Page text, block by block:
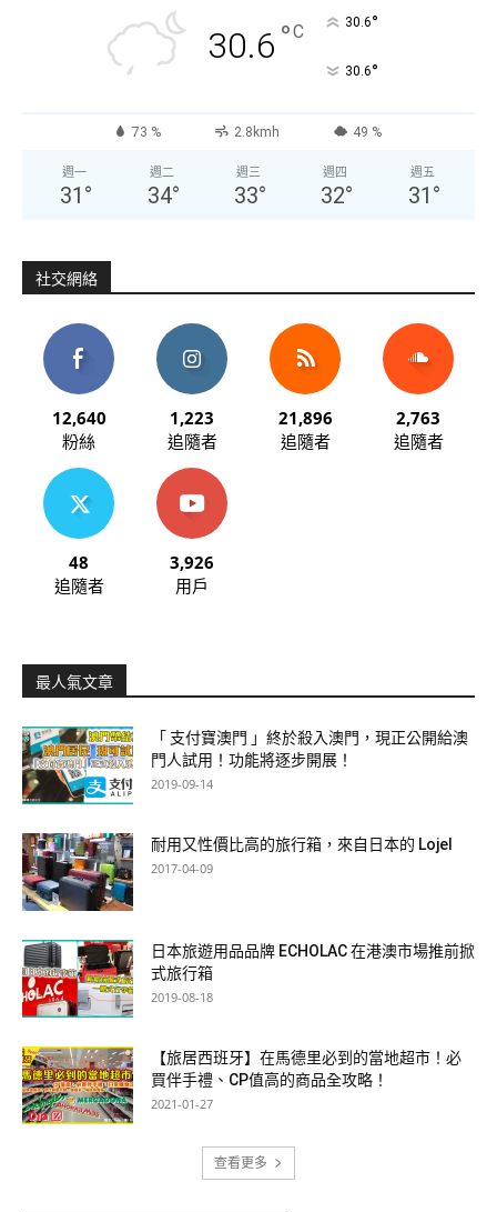
30.6 °C 30.6°
30.6°
73 % 2.8kmh 49 %
週一
31 °
週二
34°
週三
33°
週四
32°
週五
31 °
社交網絡
12,640
粉絲
1,223
追隨者
21,896
追隨者
2,763
追隨者
48
追隨者
3,926
用戶
最人氣文章
「 支付寶澳門 」終於殺入澳門，現正公開給澳
門人試用！功能將逐步開展！
2019-09-14
耐用又性價比高的旅行箱，來自日本的 Lojel
2017-04-09
日本旅遊用品品牌 ECHOLAC 在港澳市場推前掀
式旅行箱
2019-08-18
【旅居西班牙】在馬德里必到的當地超市！必
買伴手禮、CP值高的商品全攻略！
2021-01-27
查看更多